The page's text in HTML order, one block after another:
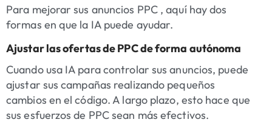
Para mejorar sus anuncios PPC , aquí hay dos
formas en que la IA puede ayudar.
Ajustar las ofertas de PPC de forma autónoma
Cuando usa IA para controlar sus anuncios, puede
ajustar sus campañas realizando pequeños
cambios en el código. A largo plazo, esto hace que
sus esfuerzos de PPC sean más efectivos.